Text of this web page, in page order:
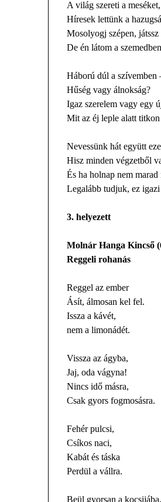
A világ szereti a meséket,
Híresek lettünk a
Mosolyogj szépen, játssz
De én látom a
Háború dúl a szívemben
Hűség vagy álnokság?
Igaz szerelem vagy egy
Mit az éj leple alatt
Nevessünk hát együtt
Hisz minden végzetből
És ha holnap nem marad
Legalább tudjuk, ez
3. helyezett
Molnár Hanga Kincső
Reggeli rohanás
Reggel az ember
Ásít, álmosan kel fel.
Issza a kávét,
nem a limonádét.
Vissza az ágyba,
Jaj, oda vágyna!
Nincs idő másra,
Csak gyors fogmosásra.
Fehér pulcsi,
Csíkos naci,
Kabát és táska
Perdül a vállra.
Beül gyorsan a kocsijába,